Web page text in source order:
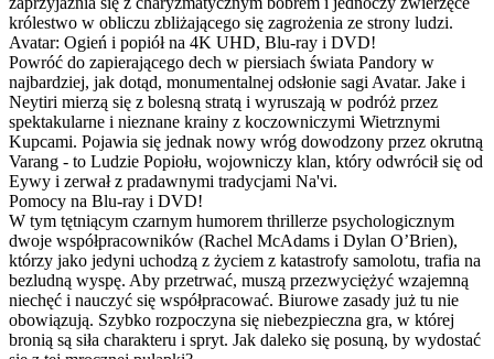
królestwo w obliczu zbliżającego się zagrożenia ze strony ludzi.
Avatar: Ogień i popiół na 4K UHD, Blu-ray i DVD!
Powróć do zapierającego dech w piersiach świata Pandory w
najbardziej, jak dotąd, monumentalnej odsłonie sagi Avatar. Jake i
Neytiri mierzą się z bolesną stratą i wyruszają w podróż przez
spektakularne i nieznane krainy z koczowniczymi Wietrznymi
Kupcami. Pojawia się jednak nowy wróg dowodzony przez okrutną
Varang - to Ludzie Popiołu, wojowniczy klan, który odwrócił się od
Eywy i zerwał z pradawnymi tradycjami Na'vi.
Pomocy na Blu-ray i DVD!
W tym tętniącym czarnym humorem thrillerze psychologicznym
dwoje współpracowników (Rachel McAdams i Dylan O’Brien),
którzy jako jedyni uchodzą z życiem z katastrofy samolotu, trafia na
bezludną wyspę. Aby przetrwać, muszą przezwyciężyć wzajemną
niechęć i nauczyć się współpracować. Biurowe zasady już tu nie
obowiązują. Szybko rozpoczyna się niebezpieczna gra, w której
bronią są siła charakteru i spryt. Jak daleko się posuną, by wydostać